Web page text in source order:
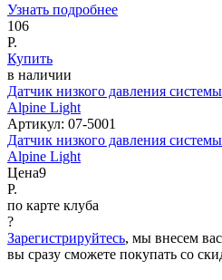
Узнать подробнее
106
Р.
Купить
в наличии
Датчик низкого давления
Alpine Light
Артикул: 07-5001
Датчик низкого давления
Alpine Light
Цена9
Р.
по карте клуба
?
Зарегистрируйтесь, мы внесем
вы сразу сможете покупать со